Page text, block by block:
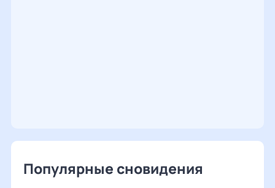
Популярные сновидения